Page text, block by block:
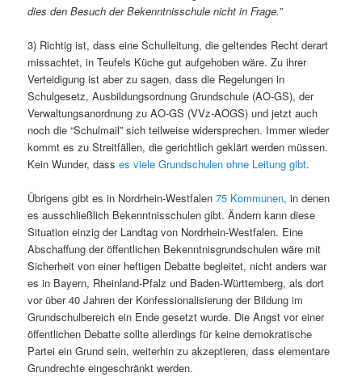
dies den Besuch der Bekenntnisschule nicht in Frage.”
3) Richtig ist, dass eine Schulleitung, die geltendes Recht derart
missachtet, in Teufels Küche gut aufgehoben wäre. Zu ihrer
Verteidigung ist aber zu sagen, dass die Regelungen in
Schulgesetz, Ausbildungsordnung Grundschule (AO-GS), der
Verwaltungsanordnung zu AO-GS (VVz-AOGS) und jetzt auch
noch die “Schulmail” sich teilweise widersprechen. Immer wieder
kommt es zu Streitfällen, die gerichtlich geklärt werden müssen.
Kein Wunder, dasses viele Grundschulen ohne Leitung gibt.
Übrigens gibt es in Nordrhein-Westfalen75 Kommunen, in denen
es ausschließlich Bekenntnisschulen gibt. Ändern kann diese
Situation einzig der Landtag von Nordrhein-Westfalen. Eine
Abschaffung der öffentlichen Bekenntnisgrundschulen wäre mit
Sicherheit von einer heftigen Debatte begleitet, nicht anders war
es in Bayern, Rheinland-Pfalz und Baden-Württemberg, als dort
vor über 40 Jahren der Konfessionalisierung der Bildung im
Grundschulbereich ein Ende gesetzt wurde. Die Angst vor einer
öffentlichen Debatte sollte allerdings für keine demokratische
Partei ein Grund sein, weiterhin zu akzeptieren, dass elementare
Grundrechte eingeschränkt werden.